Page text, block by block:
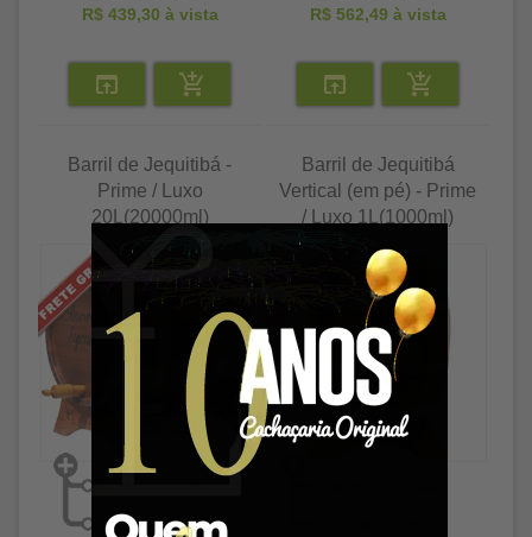
R$ 439,30 à vista R$ 562,49 à vista
Barril de Jequitibá -
Prime / Luxo
20L(20000ml)
Barril de Jequitibá
Vertical (em pé) - Prime
/ Luxo 1L(1000ml)